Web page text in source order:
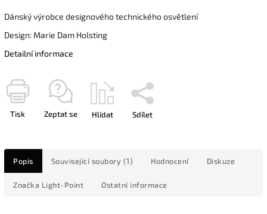
Dánský výrobce designového technického osvětlení
Design: Marie Dam Holsting
Detailní informace
Tisk Zeptat se Hlídat Sdílet
Popis Související soubory (1) Hodnocení Diskuze
Značka Light-Point Ostatní informace